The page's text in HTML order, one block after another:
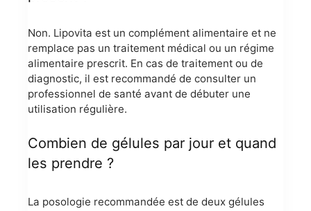
Non. Lipovita est un complément alimentaire et ne
remplace pas un traitement médical ou un régime
alimentaire prescrit. En cas de traitement ou de
diagnostic, il est recommandé de consulter un
professionnel de santé avant de débuter une
utilisation régulière.
Combien de gélules par jour et quand
les prendre ?
La posologie recommandée est de deux gélules